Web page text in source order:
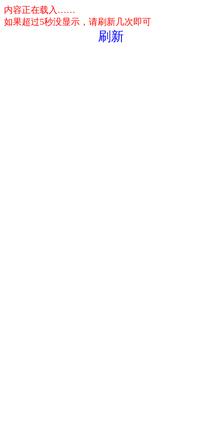
内容正在载入……
如果超过5秒没显示，请刷新几次即可
刷新